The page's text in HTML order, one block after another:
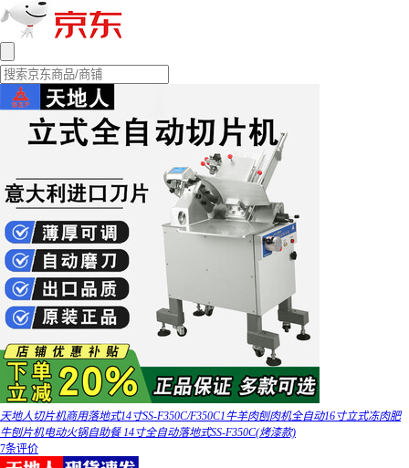
天地人切片机商用落地式14寸SS-F350C/F350C1牛羊肉刨肉机全自动16寸立式冻肉肥
牛刨片机电动火锅自助餐 14寸全自动落地式SS-F350C(烤漆款)
7条评价